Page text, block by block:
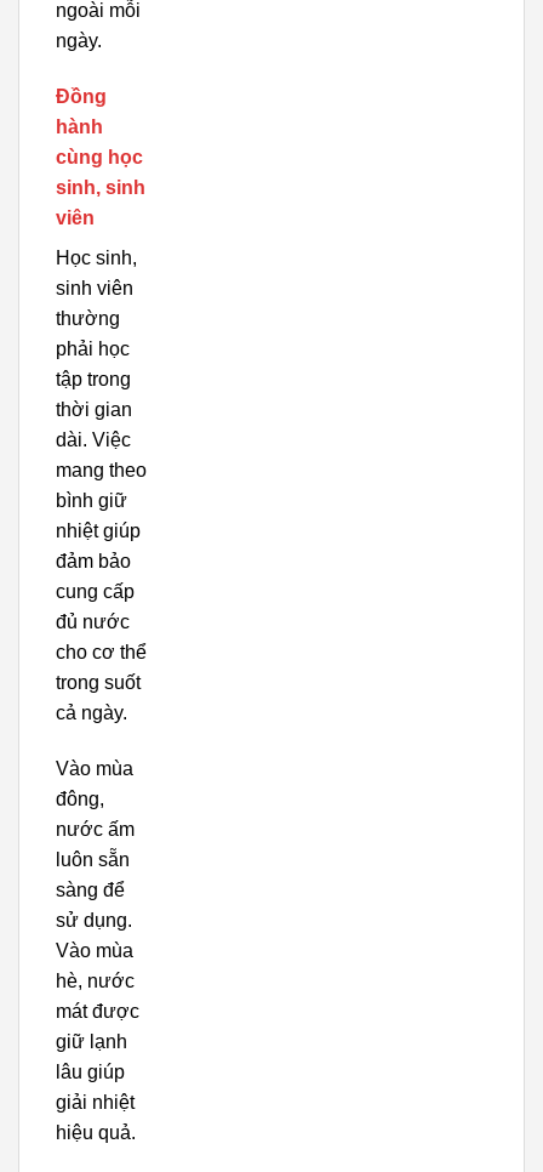
ngoài mỗi
ngày.
Đồng
hành
cùng học
sinh, sinh
viên
Học sinh,
sinh viên
thường
phải học
tập trong
thời gian
dài. Việc
mang theo
bình giữ
nhiệt giúp
đảm bảo
cung cấp
đủ nước
cho cơ thể
trong suốt
cả ngày.
Vào mùa
đông,
nước ấm
luôn sẵn
sàng để
sử dụng.
Vào mùa
hè, nước
mát được
giữ lạnh
lâu giúp
giải nhiệt
hiệu quả.